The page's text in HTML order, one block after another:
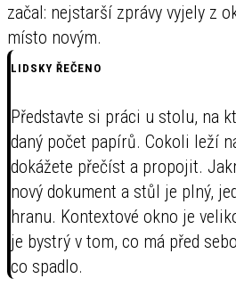
začal: nejstarší zprávy vyjely z
místo novým.
LIDSKY ŘEČENO
Představte si práci u stolu, na
daný počet papírů. Cokoli leží
dokážete přečíst a propojit.
nový dokument a stůl je plný,
hranu. Kontextové okno je
je bystrý v tom, co má před
co spadlo.